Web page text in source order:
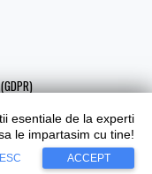
esentiale de la experti
le impartasim cu tine!
ACCEPT